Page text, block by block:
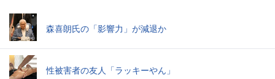
森喜朗氏の「影響力」が減退か
性被害者の友人「ラッキーやん」